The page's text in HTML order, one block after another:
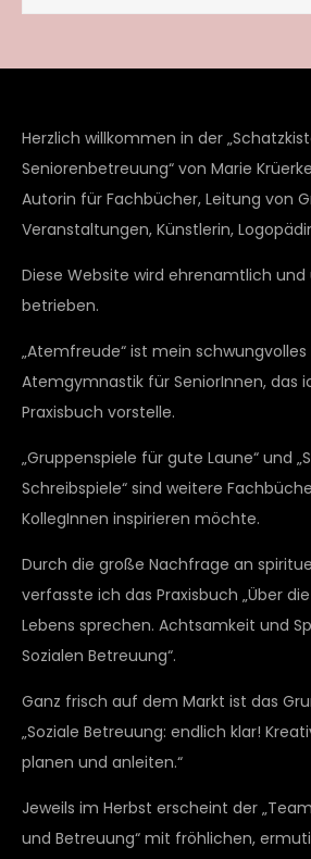
Herzlich willkommen in der
Seniorenbetreuung“ von Marie
Autorin für Fachbücher, Leitung von
Veranstaltungen, Künstlerin,
Diese Website wird ehrenamtlich
betrieben.
„Atemfreude“ ist mein
Atemgymnastik für SeniorInnen, das
Praxisbuch vorstelle.
„Gruppenspiele für gute Laune“ und
Schreibspiele“ sind weitere
KollegInnen inspirieren möchte.
Durch die große Nachfrage an
verfasste ich das Praxisbuch „Über
Lebens sprechen. Achtsamkeit und
Sozialen Betreuung“.
Ganz frisch auf dem Markt ist das
„Soziale Betreuung: endlich klar!
planen und anleiten.“
Jeweils im Herbst erscheint der
und Betreuung“ mit fröhlichen,